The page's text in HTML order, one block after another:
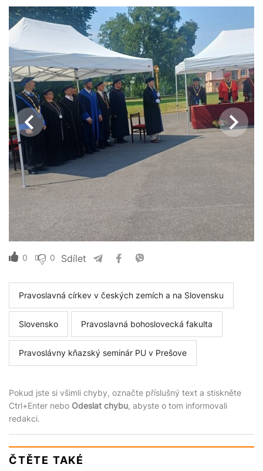
0 0 Sdílet
Pravoslavná církev v českých zemích a na Slovensku
Slovensko Pravoslavná bohoslovecká fakulta
Pravoslávny kňazský seminár PU v Prešove
Pokud jste si všimli chyby, označte příslušný text a stiskněte
Ctrl+Enter nebo Odeslat chybu, abyste o tom informovali
redakci.
ČTĚTE TAKÉ